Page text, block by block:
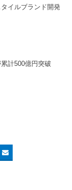
イルブランド開発
計500億円突破